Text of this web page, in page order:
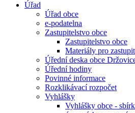
Úřad
Úřad obce
e-podatelna
Zastupitelstvo obce
Zastupitelstvo obce
Materiály pro
Úřední deska obce
Úřední hodiny
Povinné informace
Rozklikávací rozpočet
Vyhlášky
Vyhlášky obce -